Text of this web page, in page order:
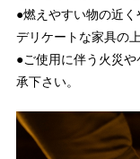
●燃えやすい物の近く
デリケートな家具の
●ご使用に伴う火災
承下さい。